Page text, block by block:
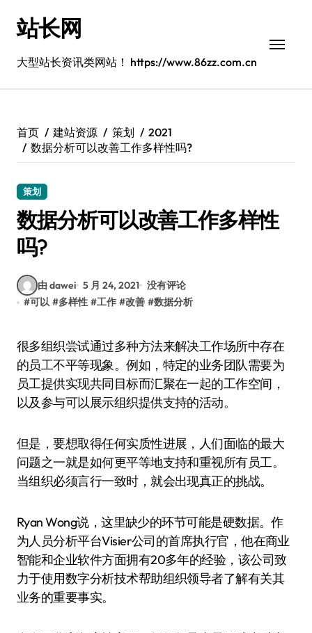
站长网
大型站长资讯类网站！ https://www.86zz.com.cn
首页 建站资源 策划
2021
数据分析可以改善工作多样性吗?
策划
数据分析可以改善工作多样性
吗?
由 dawei 5 月 24, 2021 没有评论
#可以 #多样性 #工作 #改善 #数据分析
很多组织尝试通过多种方法来解决工作场所中存在
的员工不平等现象。例如，特定的业务团队需要为
员工提供实现共同目标而汇聚在一起的工作空间，
以及参与可以展示组织提供支持的活动。
但是，要想取得任何实质性进展，人们面临的最大
问题之一就是如何更平等地支持和重视所有员工。
当组织必须言行一致时，就会出现真正的挑战。
Ryan Wong说，这里缺少的环节可能是硬数据。作
为人员分析平台Visier公司的首席执行官，他在商业
智能和企业软件方面拥有20多年的经验，该公司致
力于使用数字分析技术帮助组织领导者了解有关其
业务的重要事实。